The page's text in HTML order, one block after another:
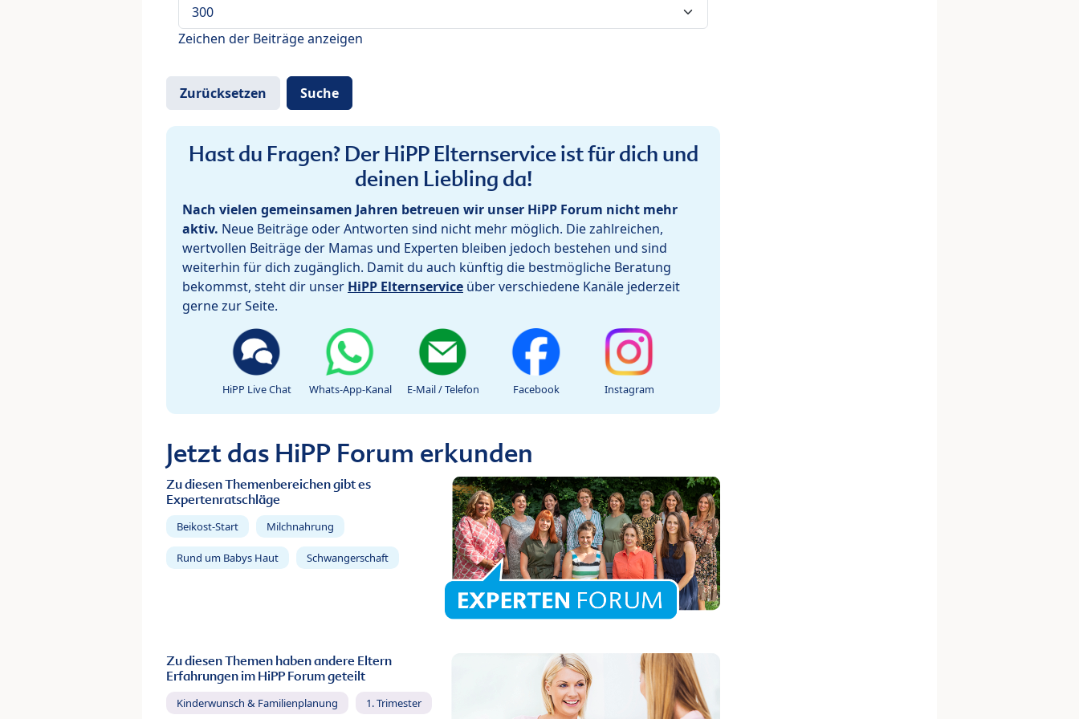
Zeichen der Beiträge anzeigen
Hast du Fragen? Der HiPP Elternservice ist für dich und
deinen Liebling da!
Nach vielen gemeinsamen Jahren betreuen wir unser HiPP Forum nicht mehr
aktiv. Neue Beiträge oder Antworten sind nicht mehr möglich. Die zahlreichen,
wertvollen Beiträge der Mamas und Experten bleiben jedoch bestehen und sind
weiterhin für dich zugänglich. Damit du auch künftig die bestmögliche Beratung
bekommst, steht dir unser HiPP Elternservice über verschiedene Kanäle jederzeit
gerne zur Seite.
HiPP Live Chat Whats-App-Kanal E-Mail / Telefon Facebook Instagram
Jetzt das HiPP Forum erkunden
Zu diesen Themenbereichen gibt es
Expertenratschläge
Beikost-Start Milchnahrung
Rund um Babys Haut Schwangerschaft
Zu diesen Themen haben andere Eltern
Erfahrungen im HiPP Forum geteilt
Kinderwunsch & Familienplanung 1. Trimester